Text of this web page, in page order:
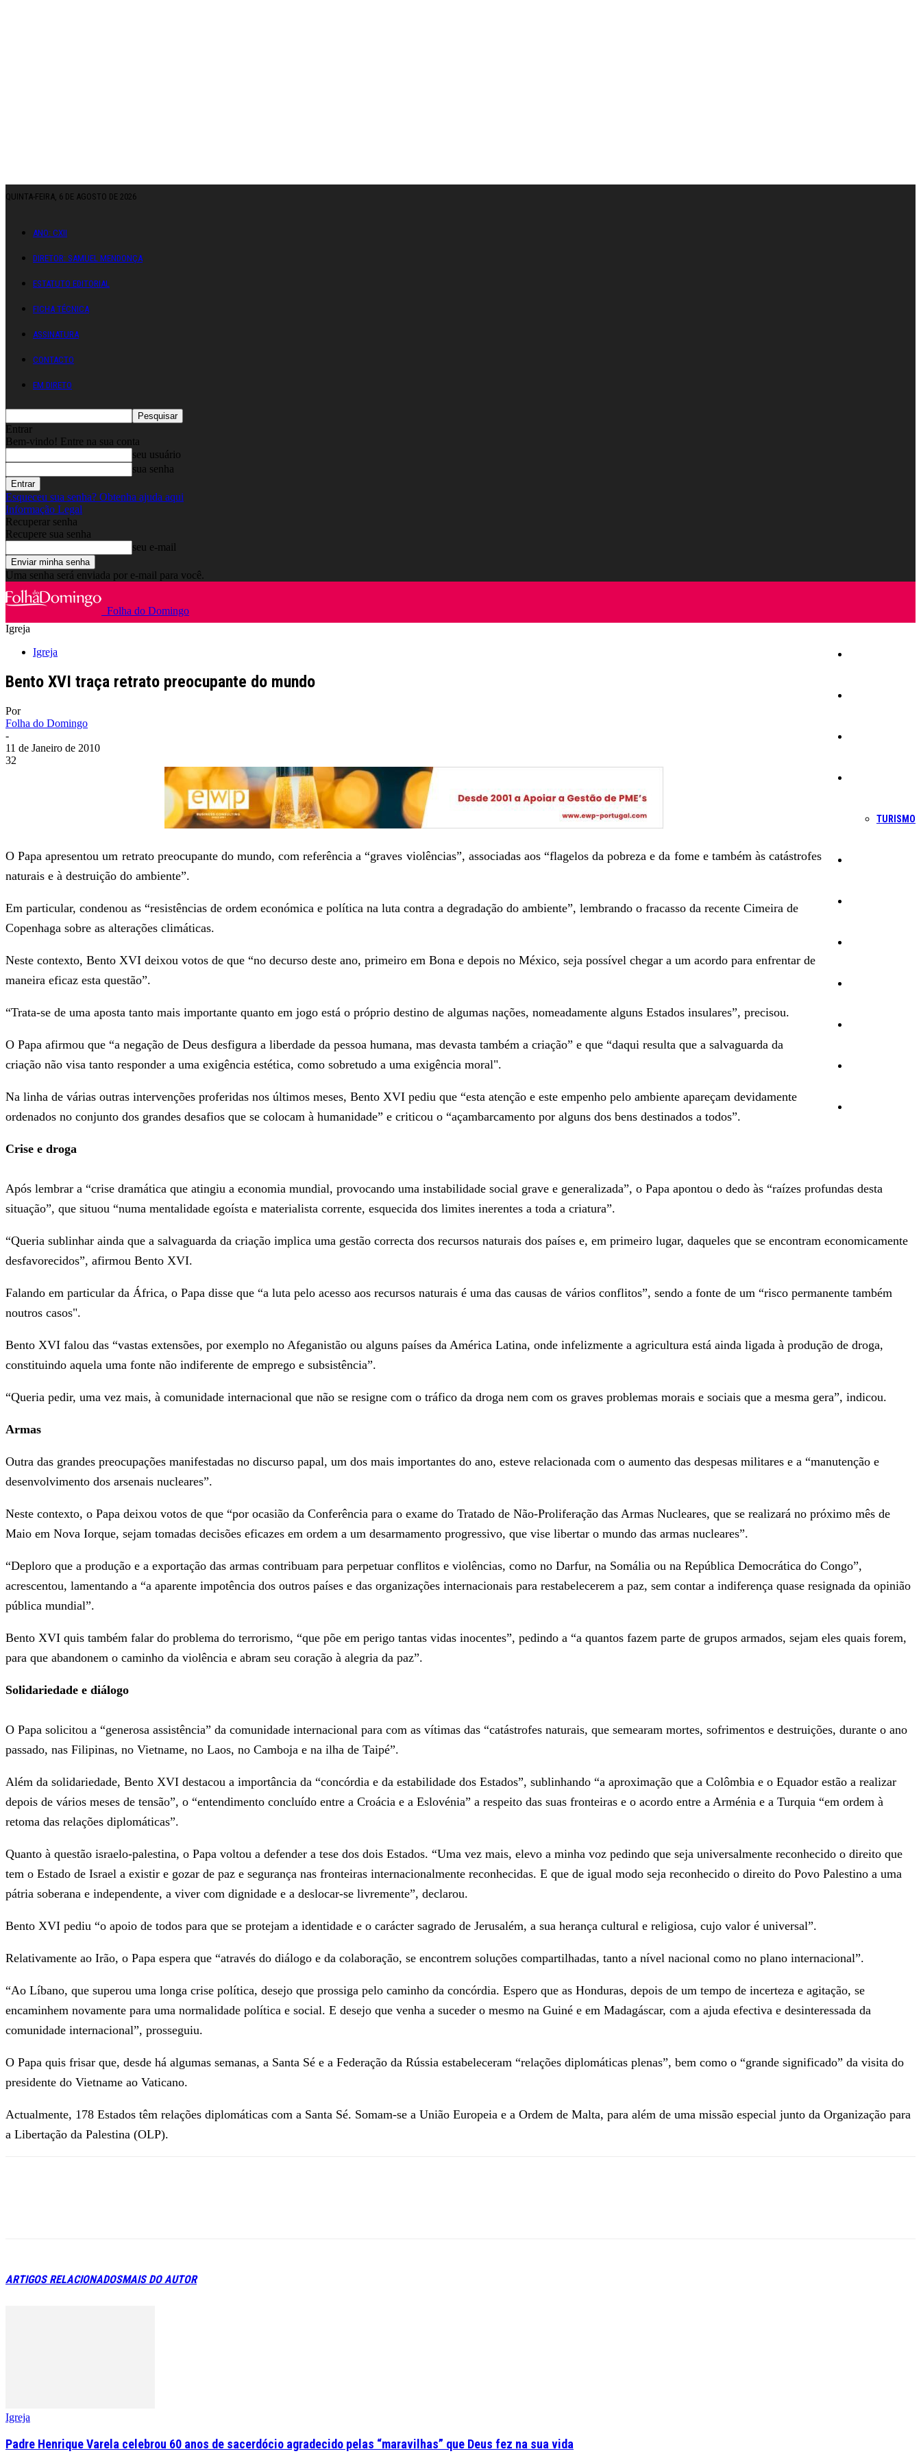
QUINTA-FEIRA, 6 DE AGOSTO DE 2026
ANO: CXII
DIRETOR: SAMUEL MENDONÇA
ESTATUTO EDITORIAL
FICHA TÉCNICA
ASSINATURA
CONTACTO
EM DIRETO
Entrar
Bem-vindo! Entre na sua conta
seu usuário
sua senha
Esqueceu sua senha? Obtenha ajuda aqui
Informação Legal
Recuperar senha
Recupere sua senha
seu e-mail
Uma senha será enviada por e-mail para você.
Folha do Domingo
TURISMO
Igreja
Igreja
Bento XVI traça retrato preocupante do mundo
Por
Folha do Domingo
-
11 de Janeiro de 2010
32
O Papa apresentou um retrato preocupante do mundo, com referência a “graves violências”, associadas aos “flagelos da pobreza e da fome e também às catástrofes
naturais e à destruição do ambiente”.
Em particular, condenou as “resistências de ordem económica e política na luta contra a degradação do ambiente”, lembrando o fracasso da recente Cimeira de
Copenhaga sobre as alterações climáticas.
Neste contexto, Bento XVI deixou votos de que “no decurso deste ano, primeiro em Bona e depois no México, seja possível chegar a um acordo para enfrentar de
maneira eficaz esta questão”.
“Trata-se de uma aposta tanto mais importante quanto em jogo está o próprio destino de algumas nações, nomeadamente alguns Estados insulares”, precisou.
O Papa afirmou que “a negação de Deus desfigura a liberdade da pessoa humana, mas devasta também a criação” e que “daqui resulta que a salvaguarda da
criação não visa tanto responder a uma exigência estética, como sobretudo a uma exigência moral".
Na linha de várias outras intervenções proferidas nos últimos meses, Bento XVI pediu que “esta atenção e este empenho pelo ambiente apareçam devidamente
ordenados no conjunto dos grandes desafios que se colocam à humanidade” e criticou o “açambarcamento por alguns dos bens destinados a todos”.
Crise e droga
Após lembrar a “crise dramática que atingiu a economia mundial, provocando uma instabilidade social grave e generalizada”, o Papa apontou o dedo às “raízes profundas desta
situação”, que situou “numa mentalidade egoísta e materialista corrente, esquecida dos limites inerentes a toda a criatura”.
“Queria sublinhar ainda que a salvaguarda da criação implica uma gestão correcta dos recursos naturais dos países e, em primeiro lugar, daqueles que se encontram economicamente
desfavorecidos”, afirmou Bento XVI.
Falando em particular da África, o Papa disse que “a luta pelo acesso aos recursos naturais é uma das causas de vários conflitos”, sendo a fonte de um “risco permanente também
noutros casos".
Bento XVI falou das “vastas extensões, por exemplo no Afeganistão ou alguns países da América Latina, onde infelizmente a agricultura está ainda ligada à produção de droga,
constituindo aquela uma fonte não indiferente de emprego e subsistência”.
“Queria pedir, uma vez mais, à comunidade internacional que não se resigne com o tráfico da droga nem com os graves problemas morais e sociais que a mesma gera”, indicou.
Armas
Outra das grandes preocupações manifestadas no discurso papal, um dos mais importantes do ano, esteve relacionada com o aumento das despesas militares e a “manutenção e
desenvolvimento dos arsenais nucleares”.
Neste contexto, o Papa deixou votos de que “por ocasião da Conferência para o exame do Tratado de Não-Proliferação das Armas Nucleares, que se realizará no próximo mês de
Maio em Nova Iorque, sejam tomadas decisões eficazes em ordem a um desarmamento progressivo, que vise libertar o mundo das armas nucleares”.
“Deploro que a produção e a exportação das armas contribuam para perpetuar conflitos e violências, como no Darfur, na Somália ou na República Democrática do Congo”,
acrescentou, lamentando a “a aparente impotência dos outros países e das organizações internacionais para restabelecerem a paz, sem contar a indiferença quase resignada da opinião
pública mundial”.
Bento XVI quis também falar do problema do terrorismo, “que põe em perigo tantas vidas inocentes”, pedindo a “a quantos fazem parte de grupos armados, sejam eles quais forem,
para que abandonem o caminho da violência e abram seu coração à alegria da paz”.
Solidariedade e diálogo
O Papa solicitou a “generosa assistência” da comunidade internacional para com as vítimas das “catástrofes naturais, que semearam mortes, sofrimentos e destruições, durante o ano
passado, nas Filipinas, no Vietname, no Laos, no Camboja e na ilha de Taipé”.
Além da solidariedade, Bento XVI destacou a importância da “concórdia e da estabilidade dos Estados”, sublinhando “a aproximação que a Colômbia e o Equador estão a realizar
depois de vários meses de tensão”, o “entendimento concluído entre a Croácia e a Eslovénia” a respeito das suas fronteiras e o acordo entre a Arménia e a Turquia “em ordem à
retoma das relações diplomáticas”.
Quanto à questão israelo-palestina, o Papa voltou a defender a tese dos dois Estados. “Uma vez mais, elevo a minha voz pedindo que seja universalmente reconhecido o direito que
tem o Estado de Israel a existir e gozar de paz e segurança nas fronteiras internacionalmente reconhecidas. E que de igual modo seja reconhecido o direito do Povo Palestino a uma
pátria soberana e independente, a viver com dignidade e a deslocar-se livremente”, declarou.
Bento XVI pediu “o apoio de todos para que se protejam a identidade e o carácter sagrado de Jerusalém, a sua herança cultural e religiosa, cujo valor é universal”.
Relativamente ao Irão, o Papa espera que “através do diálogo e da colaboração, se encontrem soluções compartilhadas, tanto a nível nacional como no plano internacional”.
“Ao Líbano, que superou uma longa crise política, desejo que prossiga pelo caminho da concórdia. Espero que as Honduras, depois de um tempo de incerteza e agitação, se
encaminhem novamente para uma normalidade política e social. E desejo que venha a suceder o mesmo na Guiné e em Madagáscar, com a ajuda efectiva e desinteressada da
comunidade internacional”, prosseguiu.
O Papa quis frisar que, desde há algumas semanas, a Santa Sé e a Federação da Rússia estabeleceram “relações diplomáticas plenas”, bem como o “grande significado” da visita do
presidente do Vietname ao Vaticano.
Actualmente, 178 Estados têm relações diplomáticas com a Santa Sé. Somam-se a União Europeia e a Ordem de Malta, para além de uma missão especial junto da Organização para
a Libertação da Palestina (OLP).
ARTIGOS RELACIONADOSMAIS DO AUTOR
Igreja
Padre Henrique Varela celebrou 60 anos de sacerdócio agradecido pelas “maravilhas” que Deus fez na sua vida